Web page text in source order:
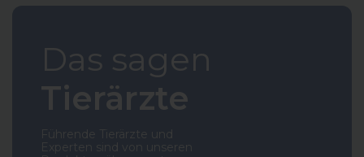
Das sagen
Tierärzte
Führende Tierärzte und
Experten sind von unseren